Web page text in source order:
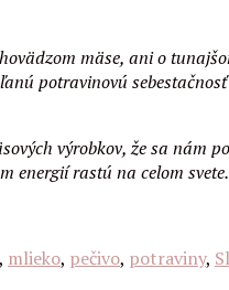
mäse, ani o
potravinovú
výrobkov, že sa nám
rastú na celom
, mlieko, pečivo, potraviny,